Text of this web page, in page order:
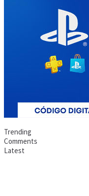
Trending
Comments
Latest